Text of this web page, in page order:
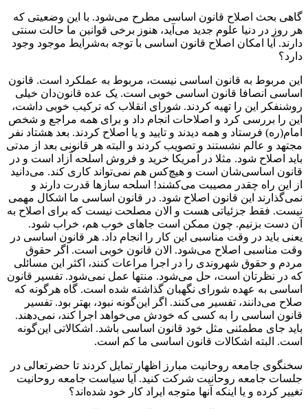
گاهی بحث اصلاح قانون اساسی مطرح می‌شود. با این وضعیتی که
هر روز در دنیا علوم جدید می‌آید، هنوز برخی قوانین ما حالت سنتی
دارند. آیا امکان اصلاح قانون اساسی با توجه به‌شرایط موجود وجود
دارد؟
این مربوط به قانون اساسی نیست، مربوط به عملکرد است. قانون
اساسی انصافا قانون اساسی خوبی است. یک عده قانون‌دان خیلی
روشنفکر این را تهیه کردند. شورای انقلاب که ترکیب خوبی داشت،
این را بررسی کرد و اصلاحات انجام داد و برای همه مراجع و شخص
امام(ره) فرستاد و همه دیدند و تایید و یا اصلاح کردند. بعد هشتاد نفر
مجتهد و عالم نشستند و تصویب کردند و البته هر قانونی بعد از مدتی
باید اصلاح شود. مثلا در آمریکا خرید و فروش اسلحه آزاد است و در
قانون اساسی‌شان است و هیچ‌کس هم نمی‌تواند کاری کند. می‌دانید
از این راه چقدر مصیبت می‌کشند! اسلحه سازها قدرت دارند و
نمی‌گذارند این قانون اصلاح شود. در قانون اساسی ما اشکال مهمی
نیست. فقط جزئیاتی هست و الان مصلحت نیست که برای اصلاح به
آن دست بزنیم. چون ممکن است جاهای خوب هم، خراب شود.
یعنی باید در وقت مناسبی این کار را انجام داد. هر قانون اساسی در
وقت مناسبی اصلاح می‌شود. الان قانون خوبی است. اگر حقوق
مردم و حقوق شهروندی را در اجرا مراعات کنند، اکثر این مسائلی
که در نظرتان است، حل می‌شود. منتها عمل نمی‌شود. تفسیر قانون
اساسی به عهده شورای نگهبان گذاشته شده است. گاه هرگونه که
صلاح می‌دانند، تفسیر می‌کنند. اگر این‌گونه نبود، بهتر بود. تفسیر
قانون اساسی را به کسی که خودش می‌خواهد اجرا کند، نمی‌دهند.
باید جای مطمئنی مثل خود قانون اساسی باشد. اشکالاتی این‌گونه
است. البته اشکالات قانون اساسی ما کم است.
سخنگوی جامعه روحانیت مبارز اظهار تمایل کردند تا حضرتعالی در
جلسات جامعه روحانیت شرکت کنید. آیا سیاست جامعه روحانیت
تغییر کرده و یا اینکه آنها متوجه ایراد کار خود شده‌اند؟